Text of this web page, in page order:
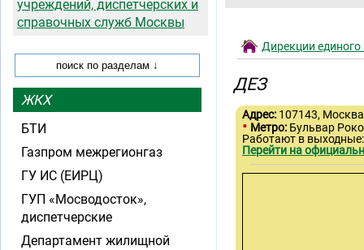
Дирекции
ДЕЗ
Адрес: 107143,
• Метро: Бульвар
Работают в
Перейти на
учреждений, диспетчерских и
справочных служб Москвы
ЖКХ
БТИ
Газпром межрегионгаз
ГУ ИС (ЕИРЦ)
ГУП «Мосводосток»,
диспетчерские
Департамент жилищной